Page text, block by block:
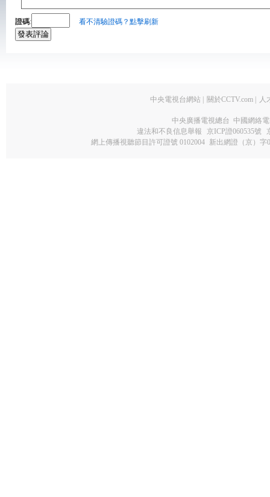
證碼: 看不清驗證碼？點擊刷新
中央電視台網站 | 關於CCTV.com | 人
中央廣播電視總台 中國網絡
違法和不良信息舉報
京ICP證060535號
網上傳播視聽節目許可證號 0102004 新出網證（京）